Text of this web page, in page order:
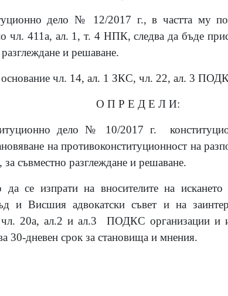
дело № 12/2017 г., в частта му
чл. 411а, ал. 1, т. 4 НПК, следва да бъде
и решаване.
чл. 14, ал. 1 ЗКС, чл. 22, ал. 3
О П Р Е Д Е Л И:
дело № 10/2017 г.
на противоконституционност на
съвместно разглеждане и решаване.
да се изпрати на вносителите на
и Висшия адвокатски съвет и на
чл. 20а, ал.2 и ал.3 ПОДКС организации и
30-дневен срок за становища и мнения.